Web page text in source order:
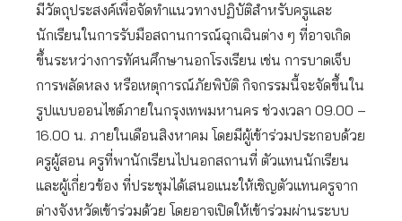
มีวัตถุประสงค์เพื่อจัดทำแนวทางปฏิบัติสำหรับครูและ
นักเรียนในการรับมือสถานการณ์ฉุกเฉินต่าง ๆ ที่อาจเกิด
ขึ้นระหว่างการทัศนศึกษานอกโรงเรียน เช่น การบาดเจ็บ
การพลัดหลง หรือเหตุการณ์ภัยพิบัติ กิจกรรมนี้จะจัดขึ้นใน
รูปแบบออนไซต์ภายในกรุงเทพมหานคร ช่วงเวลา 09.00 –
16.00 น. ภายในเดือนสิงหาคม โดยมีผู้เข้าร่วมประกอบด้วย
ครูผู้สอน ครูที่พานักเรียนไปนอกสถานที่ ตัวแทนนักเรียน
และผู้เกี่ยวข้อง ที่ประชุมได้เสนอแนะให้เชิญตัวแทนครูจาก
ต่างจังหวัดเข้าร่วมด้วย โดยอาจเปิดให้เข้าร่วมผ่านระบบ